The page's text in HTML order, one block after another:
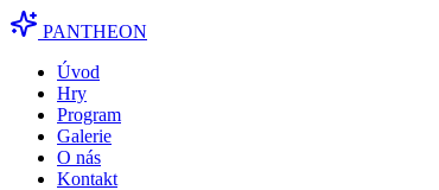
PANTHEON
Úvod
Hry
Program
Galerie
O nás
Kontakt